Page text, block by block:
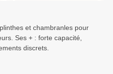
et chambranles pour
Ses + : forte capacité,
discrets.